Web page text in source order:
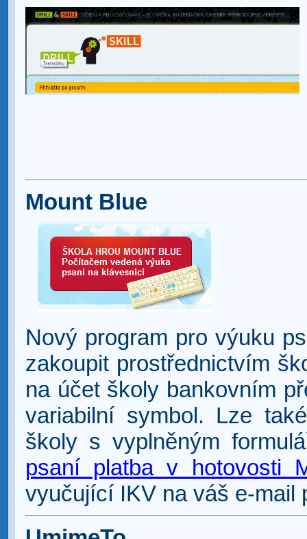
Mount Blue
Nový program pro výuku
zakoupit prostřednictvím
na účet školy bankovním
variabilní symbol. Lze
školy s vyplněným
psaní platba v hotovosti
vyučující IKV na váš e-mail